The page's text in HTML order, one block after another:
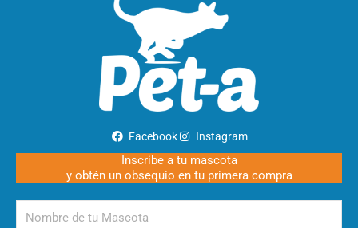
Facebook Instagram
Inscribe a tu mascota
y obtén un obsequio en tu primera compra
de